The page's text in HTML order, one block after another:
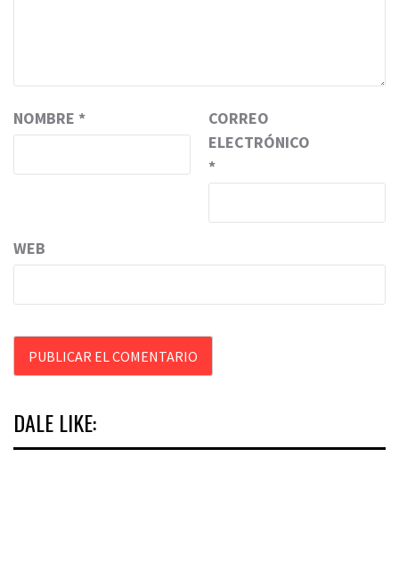
NOMBRE *
CORREO
ELECTRÓNICO
*
WEB
DALE LIKE: